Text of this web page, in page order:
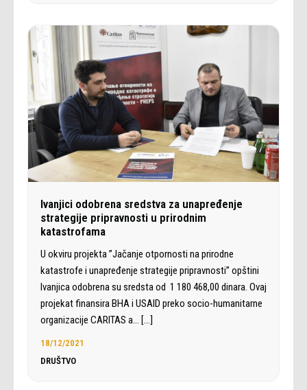
Ivanjici odobrena sredstva za unapređenje
strategije pripravnosti u prirodnim
katastrofama
U okviru projekta ’’Jačanje otpornosti na prirodne
katastrofe i unapređenje strategije pripravnosti’’ opštini
Ivanjica odobrena su sredsta od 1 180 468,00 dinara. Ovaj
projekat finansira BHA i USAID preko socio-humanitarne
organizacije CARITAS a… […]
18/12/2021
DRUŠTVO